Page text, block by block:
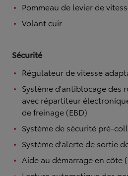
Pommeau de levier de
Volant cuir
Sécurité
Régulateur de vitesse
Système d'antiblocage des
avec répartiteur
de freinage (EBD)
Système de sécurité pré-
Système d'alerte de sortie
Aide au démarrage en côte